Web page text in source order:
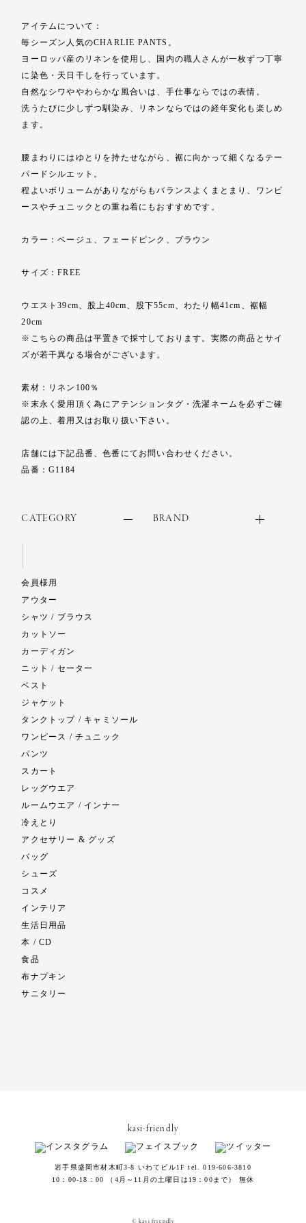
CATEGORY
会員様用
アウター
シャツ / ブラウス
カットソー
カーディガン
ニット / セーター
ベスト
ジャケット
タンクトップ / キャミソール
ワンピース / チュニック
パンツ
スカート
レッグウエア
ルームウエア / インナー
冷えとり
アクセサリー & グッズ
バッグ
シューズ
コスメ
インテリア
生活日用品
本 / CD
食品
布ナプキン
サニタリー
BRAND
アイテムについて：
毎シーズン人気のCHARLIE PANTS。
ヨーロッパ産のリネンを使用し、国内の職人さんが一枚ずつ丁寧
に染色・天日干しを行っています。
自然なシワややわらかな風合いは、手仕事ならではの表情。
洗うたびに少しずつ馴染み、リネンならではの経年変化も楽しめ
ます。
腰まわりにはゆとりを持たせながら、裾に向かって細くなるテー
パードシルエット。
程よいボリュームがありながらもバランスよくまとまり、ワンピ
ースやチュニックとの重ね着にもおすすめです。
カラー：ベージュ、フェードピンク、ブラウン
サイズ：FREE
ウエスト39cm、股上40cm、股下55cm、わたり幅41cm、裾幅
20cm
※こちらの商品は平置きで採寸しております。実際の商品とサイ
ズが若干異なる場合がございます。
素材：リネン100％
※末永く愛用頂く為にアテンションタグ・洗濯ネームを必ずご確
認の上、着用又はお取り扱い下さい。
店舗には下記品番、色番にてお問い合わせください。
品番：G1184
kasi-friendly
岩手県盛岡市材木町3-8 いわてビル1F tel. 019-606-3810
10：00-18：00 （4月～11月の土曜日は19：00まで） 無休